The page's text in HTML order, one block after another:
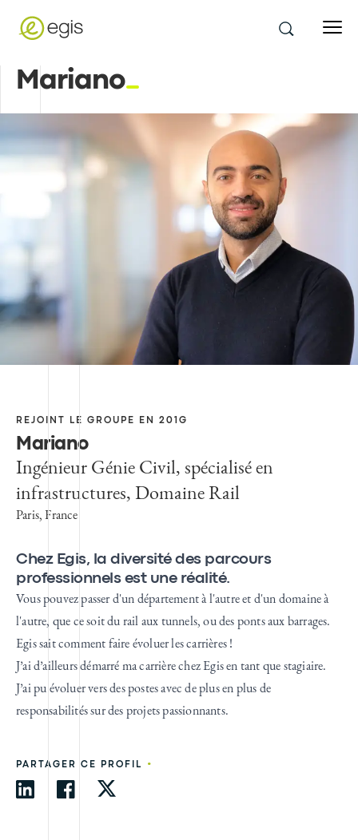
Mariano
REJOINT LE GROUPE EN 201G
Mariano
Ingénieur Génie Civil, spécialisé en
infrastructures, Domaine Rail
Paris, France
Chez Egis, la diversité des parcours
professionnels est une réalité.
Vous pouvez passer d'un département à l'autre et d'un domaine à
l'autre, que ce soit du rail aux tunnels, ou des ponts aux barrages.
Egis sait comment faire évoluer les carrières !
J’ai d’ailleurs démarré ma carrière chez Egis en tant que stagiaire.
J’ai pu évoluer vers des postes avec de plus en plus de
responsabilités sur des projets passionnants.
PARTAGER CE PROFIL •